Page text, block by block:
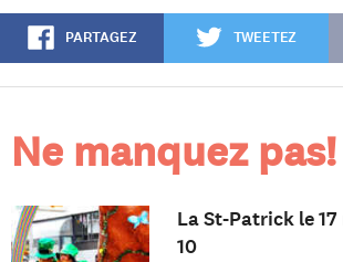
PARTAGEZ TWEETEZ
Ne manquez pas!
La St-Patrick le
10